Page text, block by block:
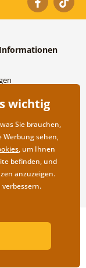
und
von
wichtig
Sie brauchen,
Werbung sehen,
, um Ihnen
befinden, und
anzuzeigen.